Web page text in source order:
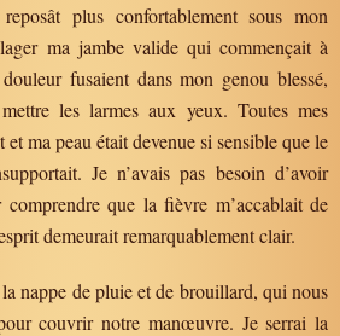
plus confortablement sous mon
ma jambe valide qui commençait à
fusaient dans mon genou blessé,
les larmes aux yeux. Toutes mes
ma peau était devenue si sensible que le
Je n’avais pas besoin d’avoir
que la fièvre m’accablait de
demeurait remarquablement clair.
nappe de pluie et de brouillard, qui nous
couvrir notre manœuvre. Je serrai la